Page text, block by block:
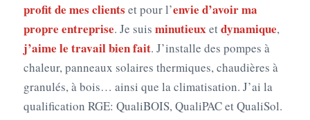
profit de mes clients et pour l’envie d’avoir ma
propre entreprise. Je suis minutieux etdynamique,
j’aime le travail bien fait. J’installe des pompes à
chaleur, panneaux solaires thermiques, chaudières à
granulés, à bois… ainsi que la climatisation. J’ai la
qualification RGE: QualiBOIS, QualiPAC et QualiSol.